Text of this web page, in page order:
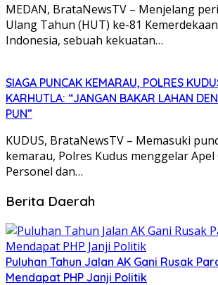
MEDAN, BrataNewsTV – Menjelang
Ulang Tahun (HUT) ke-81
Indonesia, sebuah kekuatan…
SIAGA PUNCAK KEMARAU, POLRES
KARHUTLA: “JANGAN BAKAR LAHAN
PUN”
KUDUS, BrataNewsTV – Memasuki
kemarau, Polres Kudus menggelar Apel
Personel dan…
Berita Daerah
Puluhan Tahun Jalan AK Gani Rusak
Mendapat PHP Janji Politik